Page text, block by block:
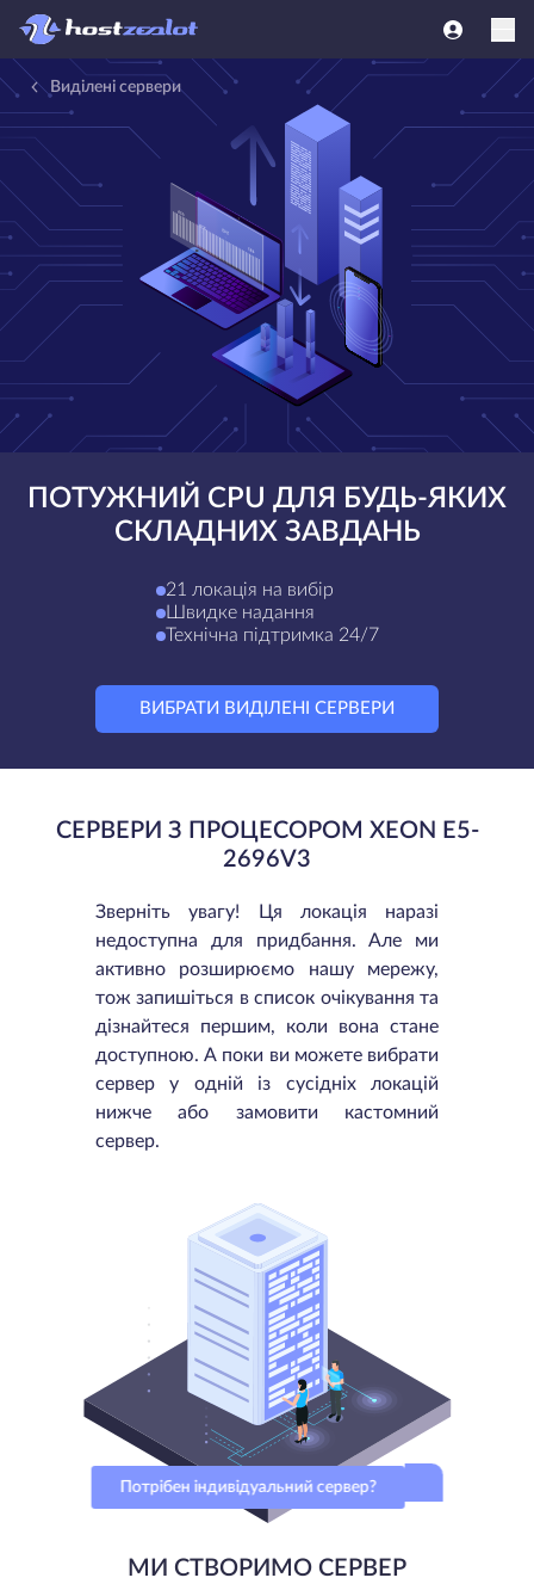
Виділені сервери
ПОТУЖНИЙ CPU ДЛЯ БУДЬ-ЯКИХ
СКЛАДНИХ ЗАВДАНЬ
21 локація на вибір
Швидке надання
Технічна підтримка 24/7
ВИБРАТИ ВИДІЛЕНІ СЕРВЕРИ
СЕРВЕРИ З ПРОЦЕСОРОМ XEON E5-
2696V3
Зверніть увагу! Ця локація наразі
недоступна для придбання. Але ми
активно розширюємо нашу мережу,
тож запишіться в список очікування та
дізнайтеся першим, коли вона стане
доступною. А поки ви можете вибрати
сервер у одній із сусідніх локацій
нижче або замовити кастомний
сервер.
Потрібен індивідуальний сервер?
МИ СТВОРИМО СЕРВЕР